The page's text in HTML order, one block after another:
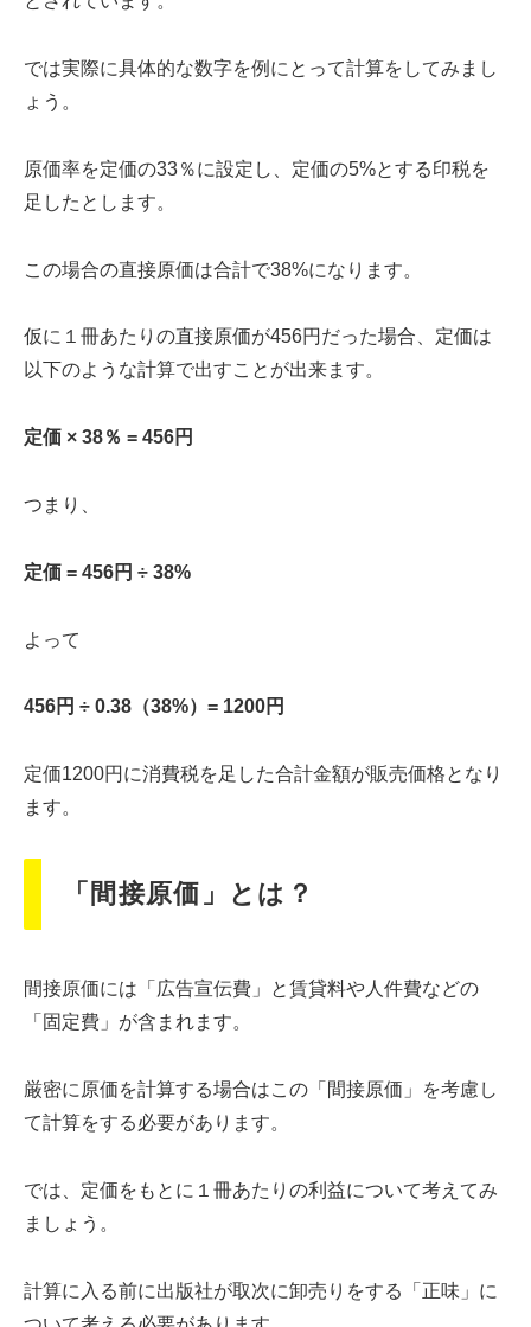
では実際に具体的な数字を例にとって計算をしてみまし
ょう。
原価率を定価の33％に設定し、定価の5%とする印税を
足したとします。
この場合の直接原価は合計で38%になります。
仮に１冊あたりの直接原価が456円だった場合、定価は
以下のような計算で出すことが出来ます。
定価 × 38％ = 456円
つまり、
定価 = 456円 ÷ 38%
よって
456円 ÷ 0.38（38%）= 1200円
定価1200円に消費税を足した合計金額が販売価格となり
ます。
「間接原価」とは？
間接原価には「広告宣伝費」と賃貸料や人件費などの
「固定費」が含まれます。
厳密に原価を計算する場合はこの「間接原価」を考慮し
て計算をする必要があります。
では、定価をもとに１冊あたりの利益について考えてみ
ましょう。
計算に入る前に出版社が取次に卸売りをする「正味」に